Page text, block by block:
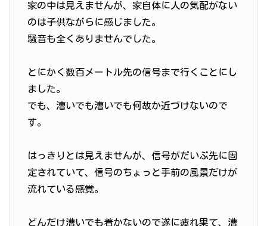
家の中は見えませんが、家自体に人の気配がない
のは子供ながらに感じました。
騒音も全くありませんでした。
とにかく数百メートル先の信号まで行くことにし
ました。
でも、漕いでも漕いでも何故か近づけないので
す。
はっきりとは見えませんが、信号がだいぶ先に固
定されていて、信号のちょっと手前の風景だけが
流れている感覚。
どんだけ漕いでも着かないので遂に疲れ果て、漕